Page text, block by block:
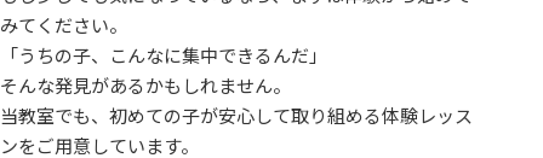
みてください。
「うちの子、こんなに集中できるんだ」
そんな発見があるかもしれません。
当教室でも、初めての子が安心して取り組める体験レッス
ンをご用意しています。